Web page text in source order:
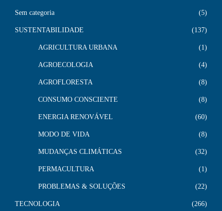
Sem categoria 5
SUSTENTABILIDADE 137
AGRICULTURA URBANA 1
AGROECOLOGIA 4
AGROFLORESTA 8
CONSUMO CONSCIENTE 8
ENERGIA RENOVÁVEL 60
MODO DE VIDA 8
MUDANÇAS CLIMÁTICAS 32
PERMACULTURA 1
PROBLEMAS & SOLUÇÕES 22
TECNOLOGIA 266